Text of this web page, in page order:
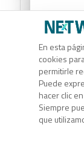
En esta
cookies
permitirle
Puede
hacer clic
Siempre
que
Para